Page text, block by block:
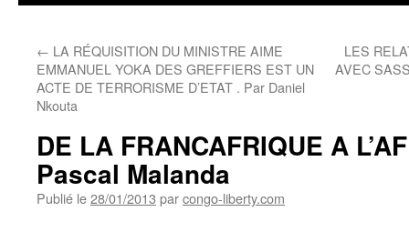
← LA RÉQUISITION DU MINISTRE AIME
EMMANUEL YOKA DES GREFFIERS EST UN
ACTE DE TERRORISME D’ETAT . Par Daniel
Nkouta
LES
AVEC
DE LA FRANCAFRIQUE A
Pascal Malanda
Publié le28/01/2013 parcongo-liberty.com